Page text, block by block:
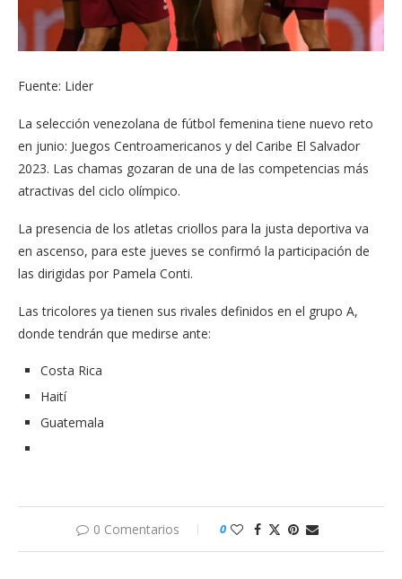
Fuente: Lider
La selección venezolana de fútbol femenina tiene nuevo reto
en junio: Juegos Centroamericanos y del Caribe El Salvador
2023. Las chamas gozaran de una de las competencias más
atractivas del ciclo olímpico.
La presencia de los atletas criollos para la justa deportiva va
en ascenso, para este jueves se confirmó la participación de
las dirigidas por Pamela Conti.
Las tricolores ya tienen sus rivales definidos en el grupo A,
donde tendrán que medirse ante:
Costa Rica
Haití
Guatemala
0 Comentarios 0